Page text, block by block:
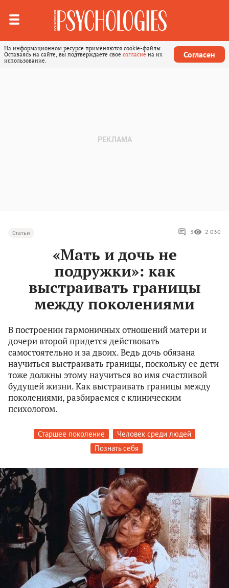
На информационном ресурсе применяются cookie-файлы.
Оставаясь на сайте, вы подтверждаете свое согласие на их
использование.
Согласен
Статьи 3 2 030
«Мать и дочь не
подружки»: как
выстраивать границы
между поколениями
В построении гармоничных отношений матери и
дочери второй придется действовать
самостоятельно и за двоих. Ведь дочь обязана
научиться выстраивать границы, поскольку ее дети
тоже должны этому научиться во имя счастливой
будущей жизни. Как выстраивать границы между
поколениями, разбираемся с клиническим
психологом.
Старшее поколение
Человек среди людей
Познать себя